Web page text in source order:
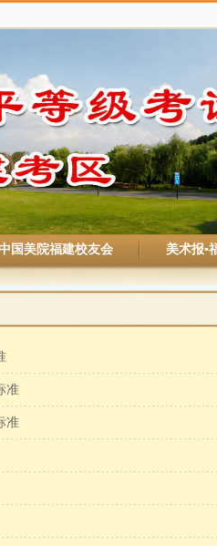
国美院福建校友会 美术报▪
准
准